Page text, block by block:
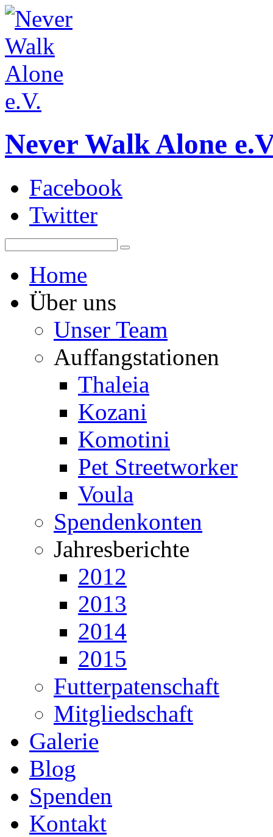
Never Walk Alone
Facebook
Twitter
Home
Über uns
Unser Team
Auffangstationen
Thaleia
Kozani
Komotini
Pet Streetworker
Voula
Spendenkonten
Jahresberichte
2012
2013
2014
2015
Futterpatenschaft
Mitgliedschaft
Galerie
Blog
Spenden
Kontakt